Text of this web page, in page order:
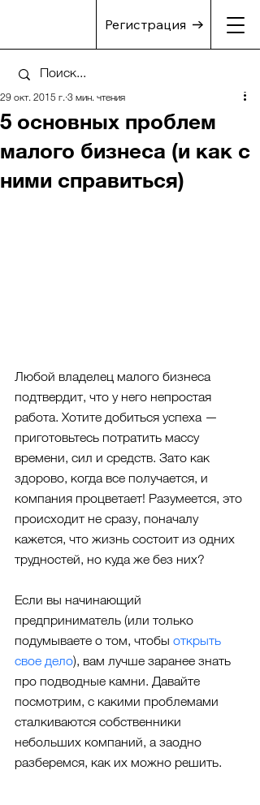
Регистрация
5 основных проблем
малого бизнеса (и как с
ними справиться)
29 окт. 2015 г. 3 мин. чтения
Любой владелец малого бизнеса
подтвердит, что у него непростая
работа. Хотите добиться успеха —
приготовьтесь потратить массу
времени, сил и средств. Зато как
здорово, когда все получается, и
компания процветает! Разумеется, это
происходит не сразу, поначалу
кажется, что жизнь состоит из одних
трудностей, но куда же без них?
Если вы начинающий
предприниматель (или только
подумываете о том, чтобы открыть
свое дело), вам лучше заранее знать
про подводные камни. Давайте
посмотрим, с какими проблемами
сталкиваются собственники
небольших компаний, а заодно
разберемся, как их можно решить.